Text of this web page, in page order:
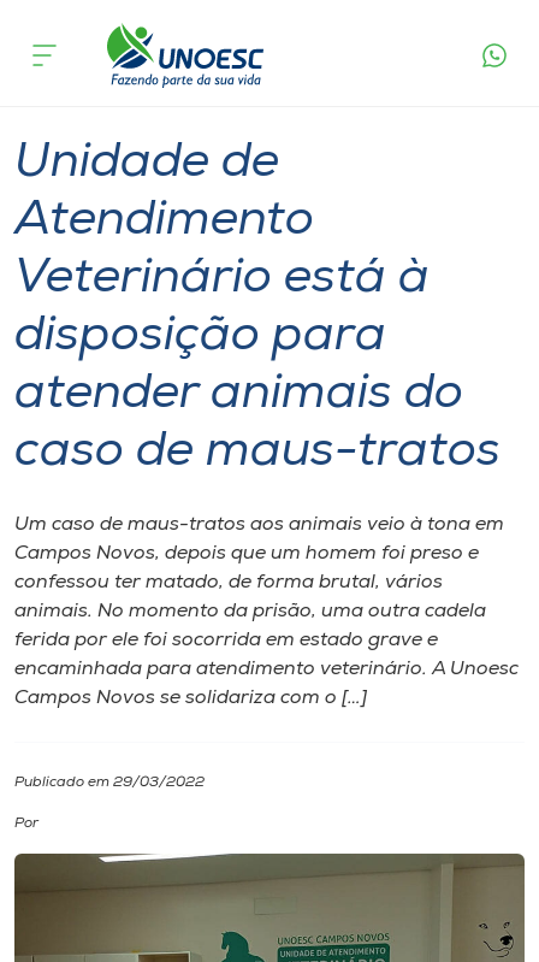
Cursos
Pesquisa
Atendimento ao Estudante
Portal de Ensino
Unoesc
Internacionalização
I.nova
Diplomados
Editora
acontece
maus-tratos
Unidade de
Atendimento
Veterinário está à
disposição para
atender animais do
caso de maus-tratos
Um caso de maus-tratos aos animais veio à tona em
Campos Novos, depois que um homem foi preso e
confessou ter matado, de forma brutal, vários
animais. No momento da prisão, uma outra cadela
ferida por ele foi socorrida em estado grave e
encaminhada para atendimento veterinário. A Unoesc
Campos Novos se solidariza com o […]
Publicado em 29/03/2022
Por